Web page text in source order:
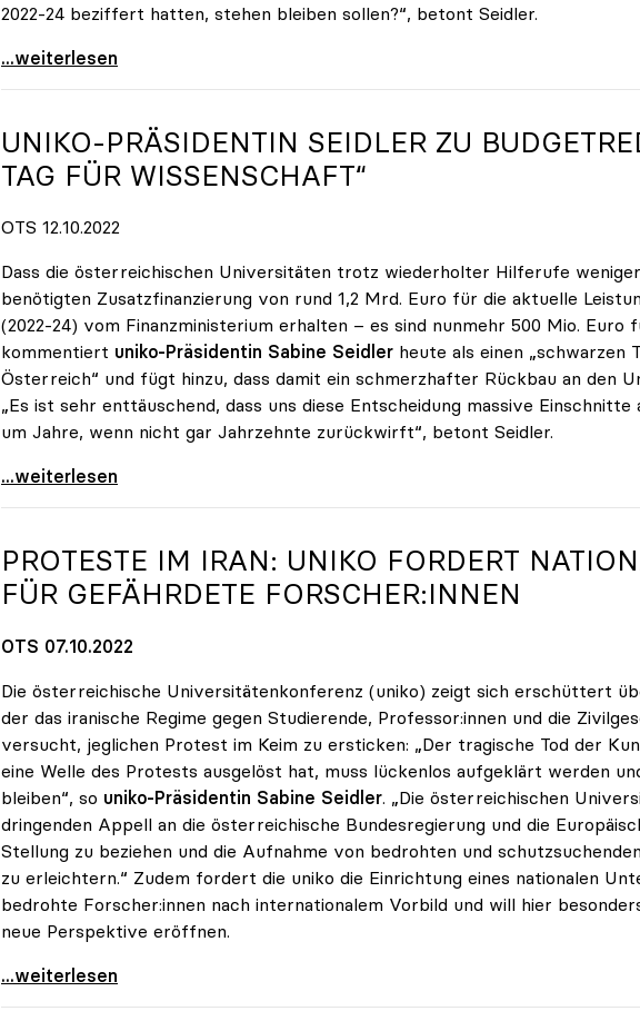
2022-24 beziffert hatten, stehen bleiben sollen?“, betont Seidler.
Universitäten fordern Krisengipfel zum
...weiterlesen
UNIKO-PRÄSIDENTIN SEIDLER ZU
TAG FÜR WISSENSCHAFT“
OTS 12.10.2022
Dass die österreichischen Universitäten trotz wiederholter Hilferufe
benötigten Zusatzfinanzierung von rund 1,2 Mrd. Euro für die aktuelle
(2022-24) vom Finanzministerium erhalten – es sind nunmehr 500 Mio. Euro
kommentiert uniko-Präsidentin Sabine Seidler heute als einen „schwarzen
Österreich“ und fügt hinzu, dass damit ein schmerzhafter Rückbau an den
„Es ist sehr enttäuschend, dass uns diese Entscheidung massive
um Jahre, wenn nicht gar Jahrzehnte zurückwirft“, betont Seidler.
Uniko-Präsidentin Seidler zu Budgetrede:
...weiterlesen
PROTESTE IM IRAN: UNIKO FORDERT
FÜR GEFÄHRDETE FORSCHER:INNEN
OTS 07.10.2022
Die österreichische Universitätenkonferenz (uniko) zeigt sich erschüttert
der das iranische Regime gegen Studierende, Professor:innen und die
versucht, jeglichen Protest im Keim zu ersticken: „Der tragische Tod der
eine Welle des Protests ausgelöst hat, muss lückenlos aufgeklärt werden
bleiben“, so uniko-Präsidentin Sabine Seidler. „Die österreichischen
dringenden Appell an die österreichische Bundesregierung und die
Stellung zu beziehen und die Aufnahme von bedrohten und
zu erleichtern.“ Zudem fordert die uniko die Einrichtung eines nationalen
bedrohte Forscher:innen nach internationalem Vorbild und will hier
neue Perspektive eröffnen.
Proteste im Iran: uniko fordert nationales
...weiterlesen